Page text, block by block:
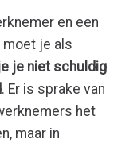
en een
je als
je niet schuldig
. Er is sprake van
het
maar in